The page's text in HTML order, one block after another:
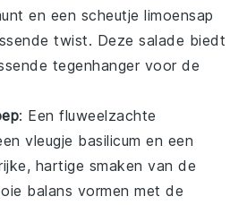
en een scheutjelimoensap
twist. Deze salade biedt
tegenhanger voor de
: Een fluweelzachte
vleugje basilicum en een
hartige smaken van de
balans vormen met de